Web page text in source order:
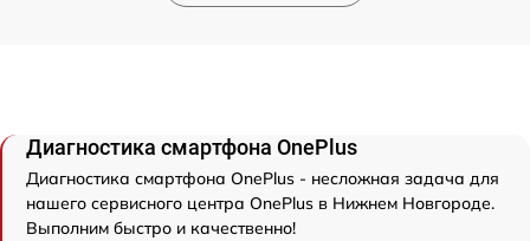
Диагностика смартфона OnePlus
Диагностика смартфона OnePlus - несложная задача для
нашего сервисного центра OnePlus в Нижнем Новгороде.
Выполним быстро и качественно!